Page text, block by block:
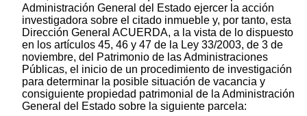
Administración General del Estado ejercer la acción
investigadora sobre el citado inmueble y, por tanto, esta
Dirección General ACUERDA, a la vista de lo dispuesto
en los artículos 45, 46 y 47 de la Ley 33/2003, de 3 de
noviembre, del Patrimonio de las Administraciones
Públicas, el inicio de un procedimiento de investigación
para determinar la posible situación de vacancia y
consiguiente propiedad patrimonial de la Administración
General del Estado sobre la siguiente parcela: